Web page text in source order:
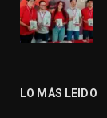
LO MÁS LEIDO